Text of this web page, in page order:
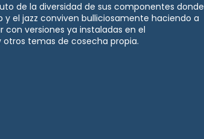
de la diversidad de sus componentes donde
y el jazz conviven bulliciosamente haciendo a
con versiones ya instaladas en el
temas de cosecha propia.